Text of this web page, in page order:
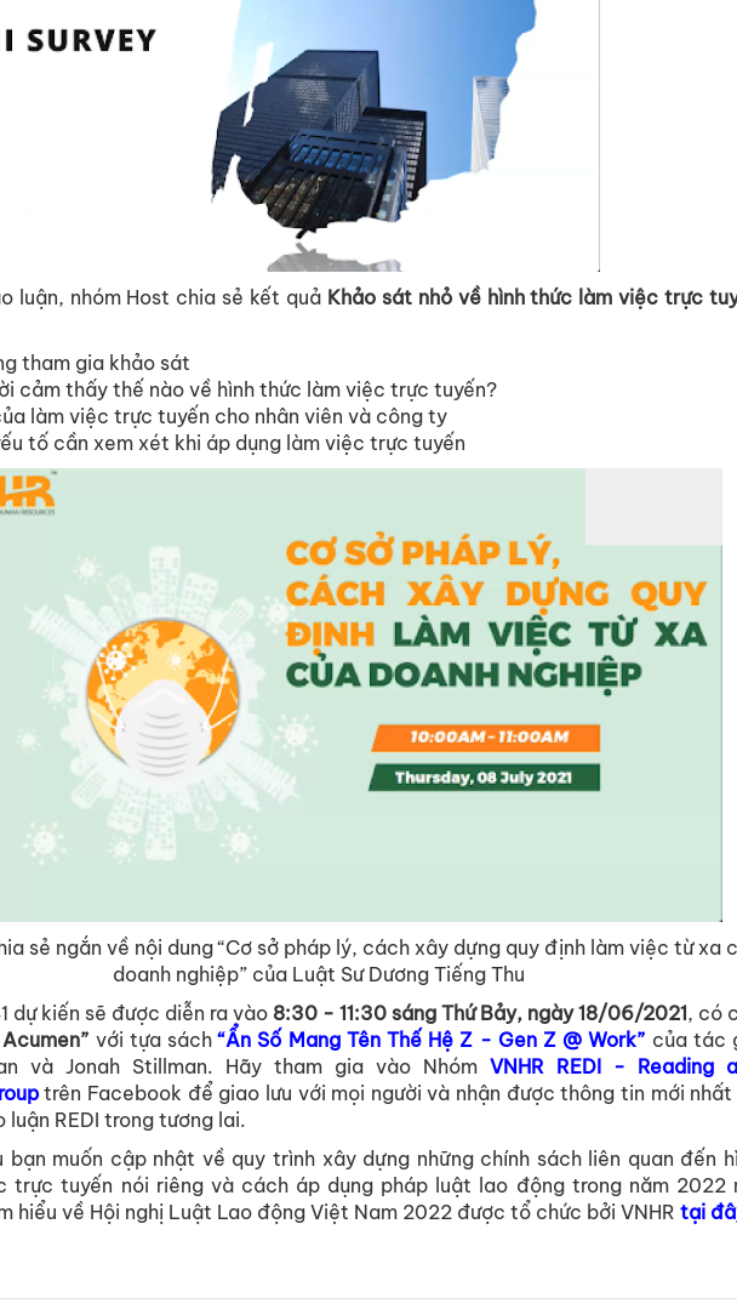
luận, nhóm Host chia sẻ kết quả Khảo sát nhỏ về hình thức làm việc trực
tham gia khảo sát
cảm thấy thế nào về hình thức làm việc trực tuyến?
làm việc trực tuyến cho nhân viên và công ty
tố cần xem xét khi áp dụng làm việc trực tuyến
sẻ ngắn về nội dung “Cơ sở pháp lý, cách xây dựng quy định làm việc từ xa
doanh nghiệp” của Luật Sư Dương Tiếng Thu
dự kiến sẽ được diễn ra vào 8:30 - 11:30 sáng Thứ Bảy, ngày 18/06/2021, có
với tựa sách“Ẩn Số Mang Tên Thế Hệ Z - Gen Z @ Work” của tác
và Jonah Stillman. Hãy tham gia vào Nhóm VNHR REDI - Reading
trên Facebook để giao lưu với mọi người và nhận được thông tin mới nhất
luận REDI trong tương lai.
bạn muốn cập nhật về quy trình xây dựng những chính sách liên quan đến
trực tuyến nói riêng và cách áp dụng pháp luật lao động trong năm 2022
hiểu về Hội nghị Luật Lao động Việt Nam 2022 được tổ chức bởi VNHR tại